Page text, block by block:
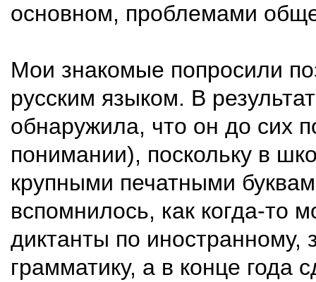
основном, проблемами
Мои знакомые попросили
русским языком. В
обнаружила, что он до сих
понимании), поскольку в
крупными печатными
вспомнилось, как когда-то
диктанты по иностранному,
грамматику, а в конце года